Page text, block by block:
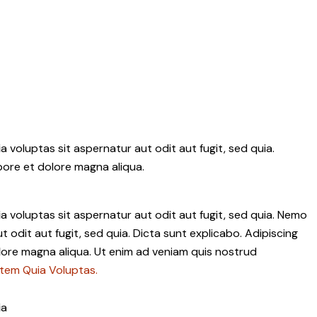
voluptas sit aspernatur aut odit aut fugit, sed quia.
et dolore magna aliqua.
voluptas sit aspernatur aut odit aut fugit, sed quia. Nemo
odit aut fugit, sed quia. Dicta sunt explicabo. Adipiscing
magna aliqua. Ut enim ad veniam quis nostrud
Quia Voluptas.